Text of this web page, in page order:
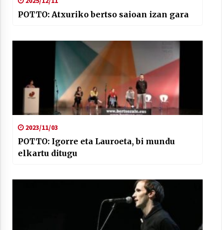
POTTO: Atxuriko bertso saioan izan gara
2023/11/03
POTTO: Igorre eta Lauroeta, bi mundu
elkartu ditugu